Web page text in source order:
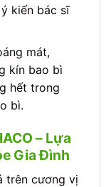
kiến bác sĩ
mát,
kín bao bì
hết trong
bì.
– Lựa
Gia Đình
trên cương vị